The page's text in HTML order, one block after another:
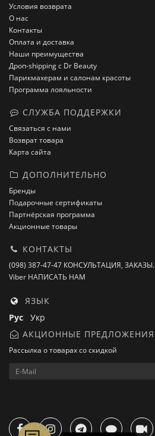
Условия возврата
О нас
Контакты
Оплата и доставка
Наши преимущества
Дроп-shipping с Dr Beauty
Парикмахерам и салонам красоты
Программа лояльности
СЛУЖБА ПОДДЕРЖКИ
Связаться с нами
Возврат товара
Карта сайта
ДОПОЛНИТЕЛЬНО
Бренды
Подарочные сертификаты
Партнёрская программа
Акционные товары
КОНТАКТЫ
(098) 387-47-47 КОНСУЛЬТАЦИЯ, ЗАКАЗЫ.
Viber НАПИСАТЬ НАМ
ЯЗЫК
Рус Укр
АКЦИОННЫЕ ПРЕДЛОЖЕНИЯ
Рассылка о товарах со скидкой